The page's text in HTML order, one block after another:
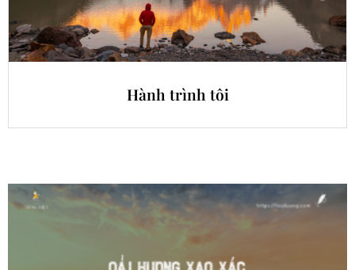
Hành trình tôi